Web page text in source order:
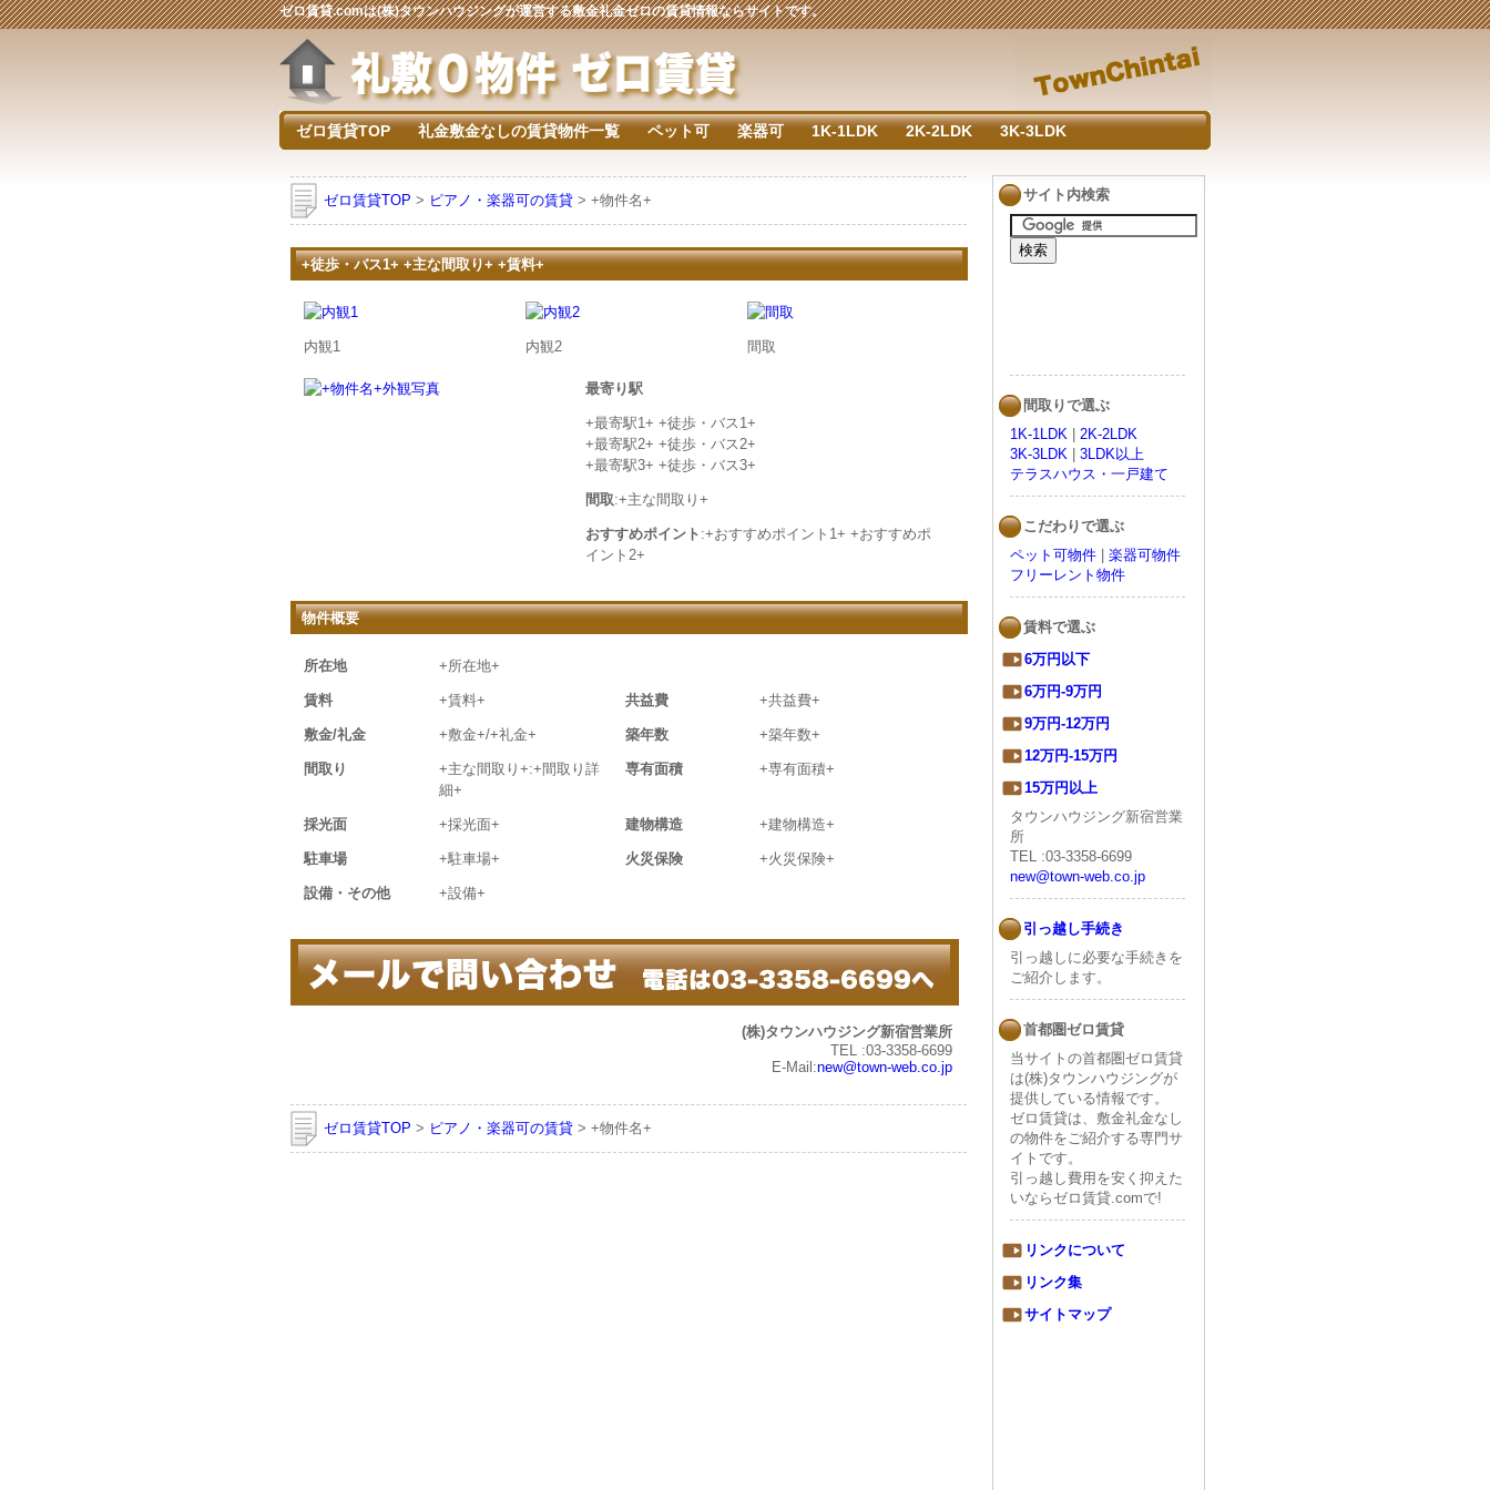
ゼロ賃貸.comは(株)タウンハウジングが運営する敷金礼金ゼロの賃貸情報ならサイトです。
ゼロ賃貸TOP 礼金敷金なしの賃貸物件一覧 ペット可 楽器可 1K-1LDK 2K-2LDK 3K-3LDK
ゼロ賃貸TOP > ピアノ・楽器可の賃貸 > +物件名+
+徒歩・バス1+ +主な間取り+ +賃料+
内観1 内観2 間取
最寄り駅
+最寄駅1+ +徒歩・バス1+
+最寄駅2+ +徒歩・バス2+
+最寄駅3+ +徒歩・バス3+
間取:+主な間取り+
おすすめポイント :+おすすめポイント1+ +おすすめポ
イント2+
物件概要
所在地 +所在地+
賃料 +賃料+ 共益費 +共益費+
敷金/礼金 +敷金+/+礼金+ 築年数 +築年数+
間取り
+主な間取り+:+間取り詳
細+
専有面積 +専有面積+
採光面 +採光面+ 建物構造 +建物構造+
駐車場 +駐車場+ 火災保険 +火災保険+
設備・その他 +設備+
(株)タウンハウジング新宿営業所
TEL :03-3358-6699
E-Mail:new@town-web.co.jp
ゼロ賃貸TOP > ピアノ・楽器可の賃貸 > +物件名+
サイト内検索
間取りで選ぶ
1K-1LDK
2K-2LDK
3K-3LDK
3LDK以上
テラスハウス・一戸建て
こだわりで選ぶ
ペット可物件
楽器可物件
フリーレント物件
賃料で選ぶ
6万円以下
6万円-9万円
9万円-12万円
12万円-15万円
15万円以上
タウンハウジング新宿営業
所
TEL :03-3358-6699
new@town-web.co.jp
引っ越し手続き
引っ越しに必要な手続きを
ご紹介します。
首都圏ゼロ賃貸
当サイトの首都圏ゼロ賃貸
は(株)タウンハウジングが
提供している情報です。
ゼロ賃貸は、敷金礼金なし
の物件をご紹介する専門サ
イトです。
引っ越し費用を安く抑えた
いならゼロ賃貸.comで!
リンクについて
リンク集
サイトマップ